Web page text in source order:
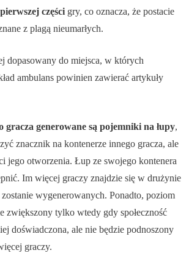
pierwszej części gry, co oznacza, że postacie
z plagą nieumarłych.
dopasowany do miejsca, w których
ambulans powinien zawierać artykuły
gracza generowane są pojemniki na łupy,
znacznik na kontenerze innego gracza, ale
jego otworzenia. Łup ze swojego kontenera
Im więcej graczy znajdzie się w drużynie
wygenerowanych. Ponadto, poziom
zwiększony tylko wtedy gdy społeczność
doświadczona, ale nie będzie podnoszony
graczy.